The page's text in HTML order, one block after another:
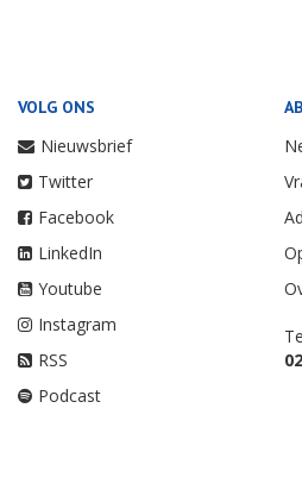
VOLG ONS
Nieuwsbrief
Twitter
Facebook
LinkedIn
Youtube
Instagram
RSS
Podcast